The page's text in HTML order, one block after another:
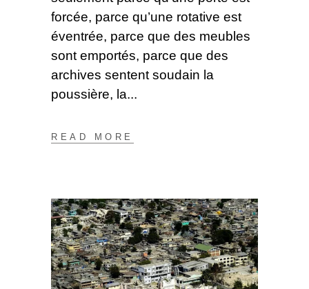
forcée, parce qu’une rotative est
éventrée, parce que des meubles
sont emportés, parce que des
archives sentent soudain la
poussière, la
READ MORE